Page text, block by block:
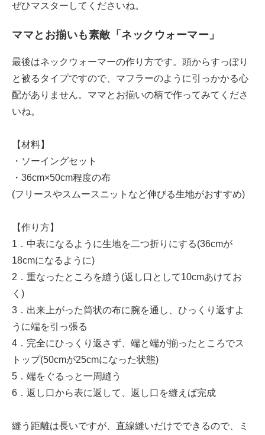
ぜひマスターしてくださいね。
ママとお揃いも素敵「ネックウォーマー」
最後はネックウォーマーの作り方です。頭からすっぽり
と被るタイプですので、マフラーのように引っかかる心
配がありません。ママとお揃いの柄で作ってみてくださ
いね。
【材料】
・ソーイングセット
・36cm×50cm程度の布
(フリースやスムースニットなど伸びる生地がおすすめ)
【作り方】
1．中表になるように生地を二つ折りにする(36cmが
18cmになるように)
2．重なったところを縫う(返し口として10cmあけてお
く)
3．出来上がった筒状の布に腕を通し、ひっくり返すよ
うに端を引っ張る
4．完全にひっくり返さず、端と端が揃ったところでス
トップ(50cmが25cmになった状態)
5．端をぐるっと一周縫う
6．返し口から表に返して、返し口を縫えば完成
縫う距離は長いですが、直線縫いだけでできるので、ミ